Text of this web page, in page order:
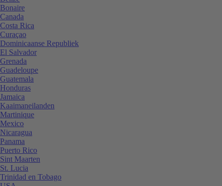
Bonaire
Canada
Costa Rica
Curaçao
Dominicaanse Republiek
El Salvador
Grenada
Guadeloupe
Guatemala
Honduras
Jamaica
Kaaimaneilanden
Martinique
Mexico
Nicaragua
Panama
Puerto Rico
Sint Maarten
St. Lucia
Trinidad en Tobago